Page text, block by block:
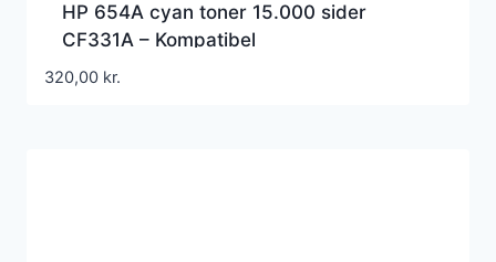
HP 654A cyan toner 15.000 sider
CF331A – Kompatibel
320,00 kr.